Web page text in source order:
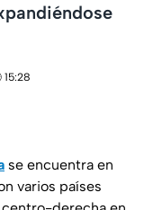
15:28
se encuentra en
varios países